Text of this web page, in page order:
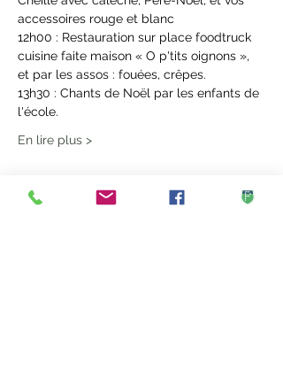
accessoires rouge et blanc
12h00 : Restauration sur place foodtruck
cuisine faite maison « O p'tits oignons »,
et par les assos : fouées, crêpes.
13h30 : Chants de Noël par les enfants de
l'école.
En lire plus >